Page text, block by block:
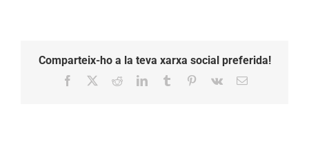
Comparteix-ho a la teva xarxa social preferida!
Facebook RedditLinkedInTumblr Pinterest
Vk Email: